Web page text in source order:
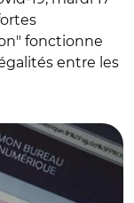
fonctionne
entre les